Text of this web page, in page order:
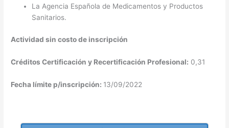
La Agencia Española de Medicamentos y Productos
Sanitarios.
Actividad sin costo de inscripción
Créditos Certificación y Recertificación Profesional: 0,31
Fecha límite p/inscripción: 13/09/2022